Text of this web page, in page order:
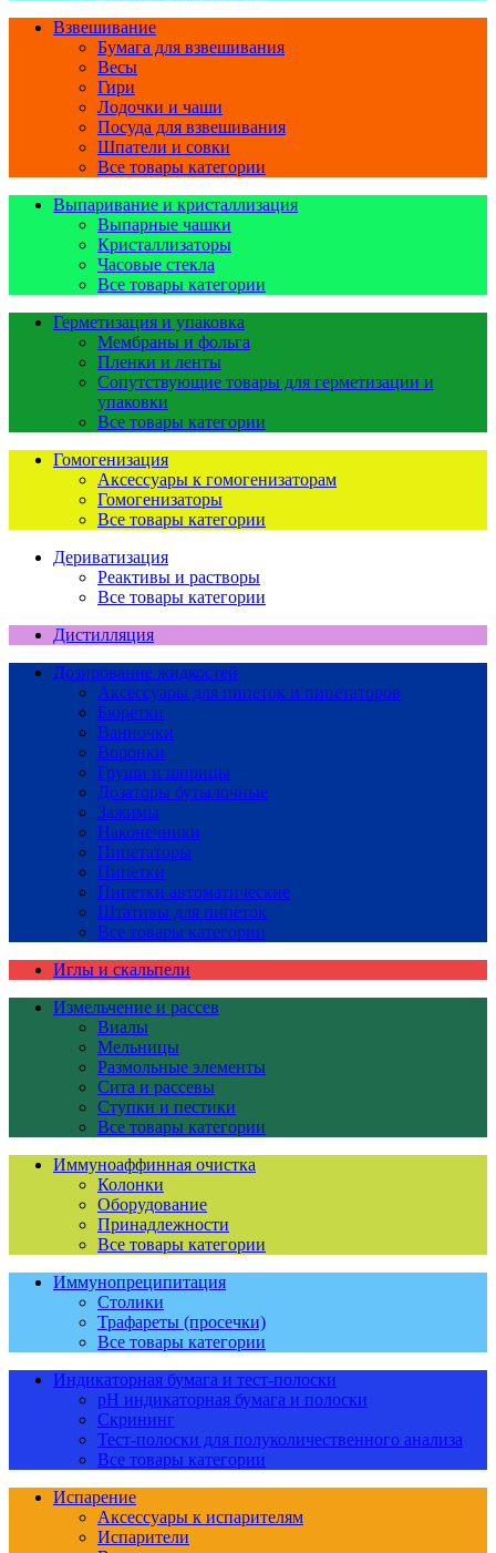
Взвешивание
Бумага для взвешивания
Весы
Гири
Лодочки и чаши
Посуда для взвешивания
Шпатели и совки
Все товары категории
Выпаривание и кристаллизация
Выпарные чашки
Кристаллизаторы
Часовые стекла
Все товары категории
Герметизация и упаковка
Мембраны и фольга
Пленки и ленты
Сопутствующие товары для герметизации и
упаковки
Все товары категории
Гомогенизация
Аксессуары к гомогенизаторам
Гомогенизаторы
Все товары категории
Дериватизация
Реактивы и растворы
Все товары категории
Дистилляция
Дозирование жидкостей
Аксессуары для пипеток и пипетаторов
Бюретки
Ванночки
Воронки
Груши и шприцы
Дозаторы бутылочные
Зажимы
Наконечники
Пипетаторы
Пипетки
Пипетки автоматические
Штативы для пипеток
Все товары категории
Иглы и скальпели
Измельчение и рассев
Виалы
Мельницы
Размольные элементы
Сита и рассевы
Ступки и пестики
Все товары категории
Иммуноаффинная очистка
Колонки
Оборудование
Принадлежности
Все товары категории
Иммунопреципитация
Столики
Трафареты (просечки)
Все товары категории
Индикаторная бумага и тест-полоски
pH индикаторная бумага и полоски
Скрининг
Тест-полоски для полуколичественного анализа
Все товары категории
Испарение
Аксессуары к испарителям
Испарители